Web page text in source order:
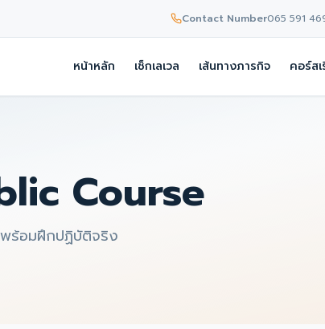
Contact Number065 591
หน้าหลัก เช็กเลเวล เส้นทางภารกิจ คอร์ส
Course
ร้อมฝึกปฏิบัติจริง